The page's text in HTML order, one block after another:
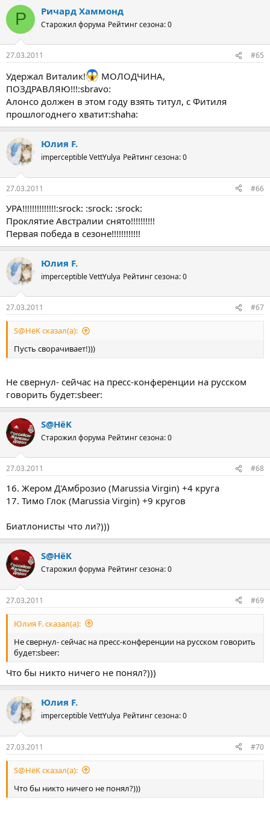
Р Ричард Хаммонд
Старожил форума Рейтинг сезона: 0
27.03.2011 #65
Удержал Виталик!
МОЛОДЧИНА,
ПОЗДРАВЛЯЮ!!!:sbravo:
Алонсо должен в этом году взять титул, с Фитиля
прошлогоднего хватит:shaha:
Юлия F.
imperceptible VettYulya Рейтинг сезона: 0
27.03.2011 #66
УРА!!!!!!!!!!!!!!:srock: :srock: :srock:
Проклятие Австралии снято!!!!!!!!!!
Первая победа в сезоне!!!!!!!!!!!!
Юлия F.
imperceptible VettYulya Рейтинг сезона: 0
27.03.2011 #67
S@HёK сказал(а):
Пусть сворачивает!)))
Не свернул- сейчас на пресс-конференции на русском
говорить будет:sbeer:
S@HёK
Старожил форума Рейтинг сезона: 0
27.03.2011 #68
16. Жером Д'Амброзио (Marussia Virgin) +4 круга
17. Тимо Глок (Marussia Virgin) +9 кругов
Биатлонисты что ли?)))
S@HёK
Старожил форума Рейтинг сезона: 0
27.03.2011 #69
Юлия F. сказал(а):
Не свернул- сейчас на пресс-конференции на русском говорить
будет:sbeer:
Что бы никто ничего не понял?)))
Юлия F.
imperceptible VettYulya Рейтинг сезона: 0
27.03.2011 #70
S@HёK сказал(а):
Что бы никто ничего не понял?)))